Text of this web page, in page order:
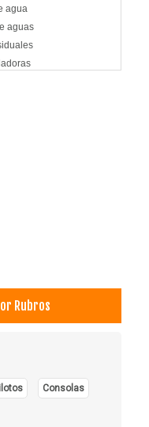
agua
aguas
Rubros
Consolas